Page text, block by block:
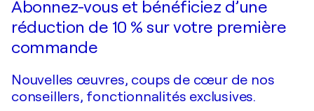
Abonnez-vous et bénéficiez d’une
réduction de 10 % sur votre première
commande
Nouvelles œuvres, coups de cœur de nos
conseillers, fonctionnalités exclusives.